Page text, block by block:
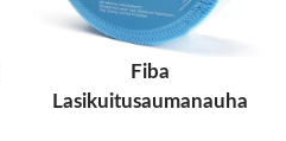
Fiba
Lasikuitusaumanauha